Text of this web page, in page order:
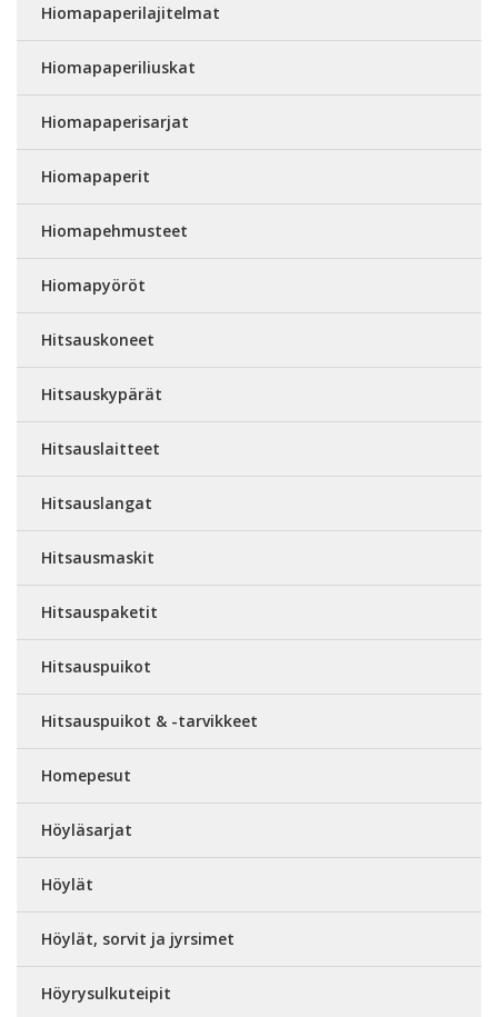
Hiomapaperilajitelmat
Hiomapaperiliuskat
Hiomapaperisarjat
Hiomapaperit
Hiomapehmusteet
Hiomapyöröt
Hitsauskoneet
Hitsauskypärät
Hitsauslaitteet
Hitsauslangat
Hitsausmaskit
Hitsauspaketit
Hitsauspuikot
Hitsauspuikot & -tarvikkeet
Homepesut
Höyläsarjat
Höylät
Höylät, sorvit ja jyrsimet
Höyrysulkuteipit